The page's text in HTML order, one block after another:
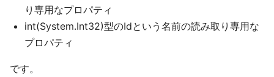
り専用なプロパティ
int(System.Int32)型のIdという名前の読み取り専用な
プロパティ
です。